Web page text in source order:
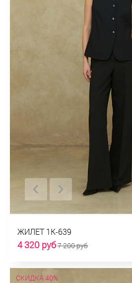
ЖИЛЕТ 1К-639
4 320 руб7 200 руб
СКИДКА 40%